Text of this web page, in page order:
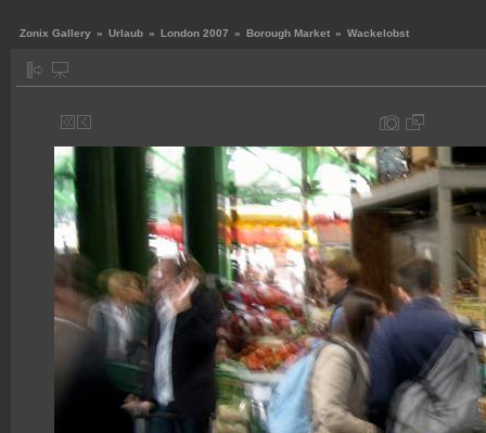
Zonix Gallery » Urlaub » London 2007 » Borough Market » Wackelobst